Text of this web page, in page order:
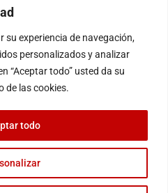
su experiencia de navegación,
personalizados y analizar
“Aceptar todo” usted da su
de las cookies.
todo
nosotros
derechos reservados.